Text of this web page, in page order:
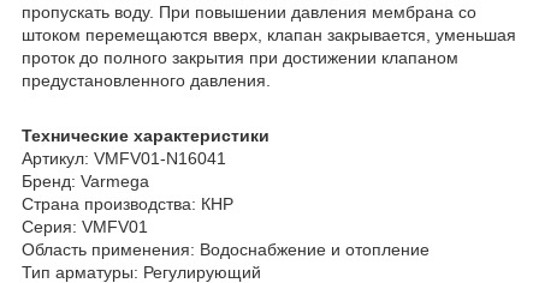
пропускать воду. При повышении давления мембрана со
штоком перемещаются вверх, клапан закрывается, уменьшая
проток до полного закрытия при достижении клапаном
предустановленного давления.
Технические характеристики
Артикул: VMFV01-N16041
Бренд: Varmega
Страна производства: КНР
Серия: VMFV01
Область применения: Водоснабжение и отопление
Тип арматуры: Регулирующий